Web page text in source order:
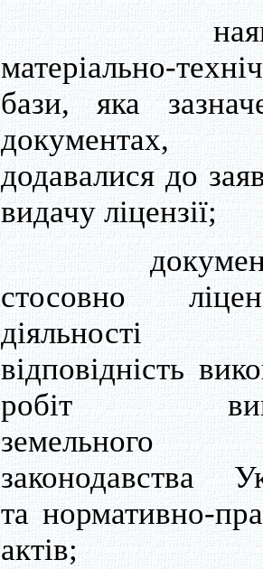
матеріально-
бази, яка
додавалися до
видачу ліцензії;
стосовно
відповідність
робіт
земельного
законодавства
та нормативно-
актів;